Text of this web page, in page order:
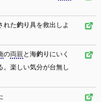
れた釣り具を救出しよ
の両親と海釣り にいく
。楽しい気分が台無し